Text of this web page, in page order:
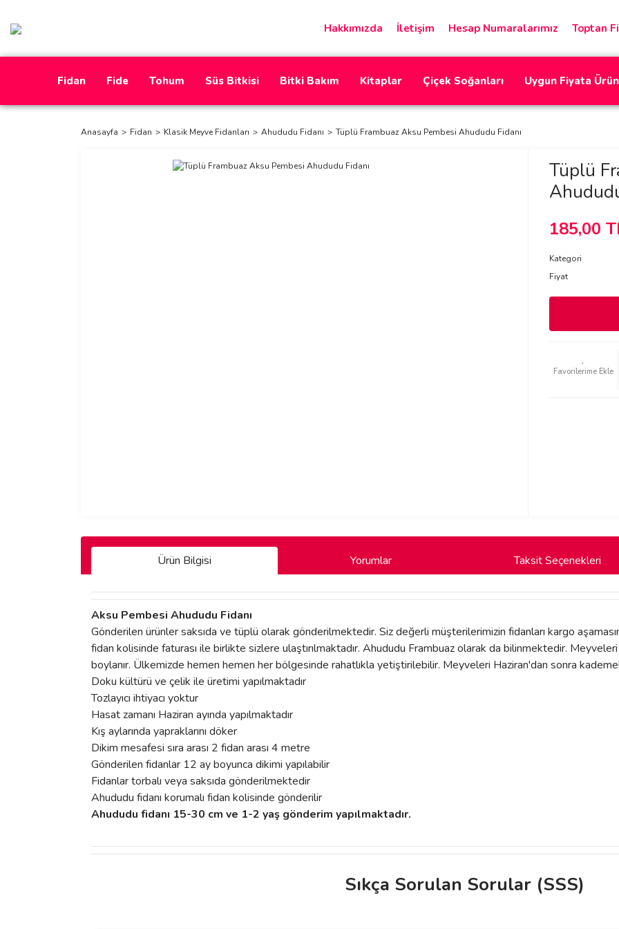
Hakkımızda İletişim Hesap Numaralarımız Toptan
Fidan Fide Tohum Süs Bitkisi Bitki Bakım Kitaplar Çiçek Soğanları Uygun Fiyata
Anasayfa Fidan Klasik Meyve Fidanları Ahududu Fidanı Tüplü Frambuaz Aksu Pembesi Ahududu Fidanı
Tüplü
185,00
Kategori
Fiyat
Ürün Bilgisi Yorumlar Taksit Seçenekleri
Aksu Pembesi Ahududu Fidanı
Gönderilen ürünler saksıda ve tüplü olarak gönderilmektedir. Siz değerli müşterilerimizin fidanları kargo
fidan kolisinde faturası ile birlikte sizlere ulaştırılmaktadır. Ahududu Frambuaz olarak da bilinmektedir.
boylanır. Ülkemizde hemen hemen her bölgesinde rahatlıkla yetiştirilebilir. Meyveleri Haziran'dan sonra
Doku kültürü ve çelik ile üretimi yapılmaktadır
Tozlayıcı ihtiyacı yoktur
Hasat zamanı Haziran ayında yapılmaktadır
Kış aylarında yapraklarını döker
Dikim mesafesi sıra arası 2 fidan arası 4 metre
Gönderilen fidanlar 12 ay boyunca dikimi yapılabilir
Fidanlar torbalı veya saksıda gönderilmektedir
Ahududu fidanı korumalı fidan kolisinde gönderilir
Ahududu fidanı 15-30 cm ve 1-2 yaş gönderim yapılmaktadır.
Bu ürünün fiyat bilgisi, resim, ürün açıklamalarında ve diğer konularda yetersiz gördüğünüz noktaları öneri formunu kullanarak
Sıkça Sorulan Sorular (SSS)